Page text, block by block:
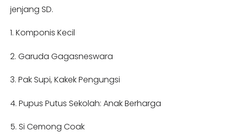
jenjang SD.
1. Komponis Kecil
2. Garuda Gagasneswara
3. Pak Supi, Kakek Pengungsi
4. Pupus Putus Sekolah: Anak Berharga
5. Si Cemong Coak